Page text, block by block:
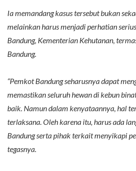
Ia memandang kasus tersebut bukan
melainkan harus menjadi perhatian
Bandung, Kementerian Kehutanan,
Bandung.
“Pemkot Bandung seharusnya dapat
memastikan seluruh hewan di kebun
baik. Namun dalam kenyataannya, hal
terlaksana. Oleh karena itu, harus ada
Bandung serta pihak terkait menyikapi
tegasnya.